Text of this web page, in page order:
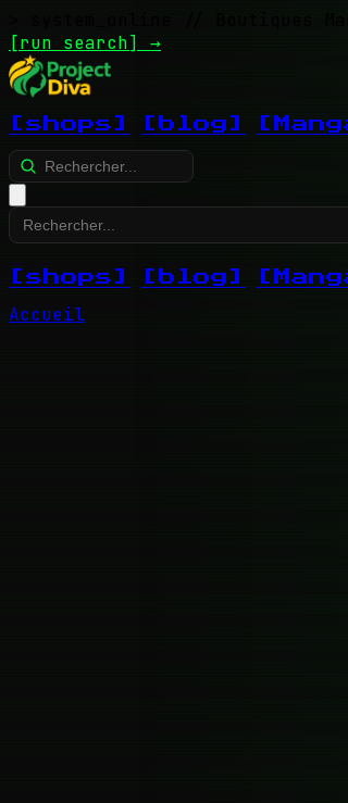
// Boutiques
[run search] →
[shops] [blog]
[shops] [blog]
Accueil